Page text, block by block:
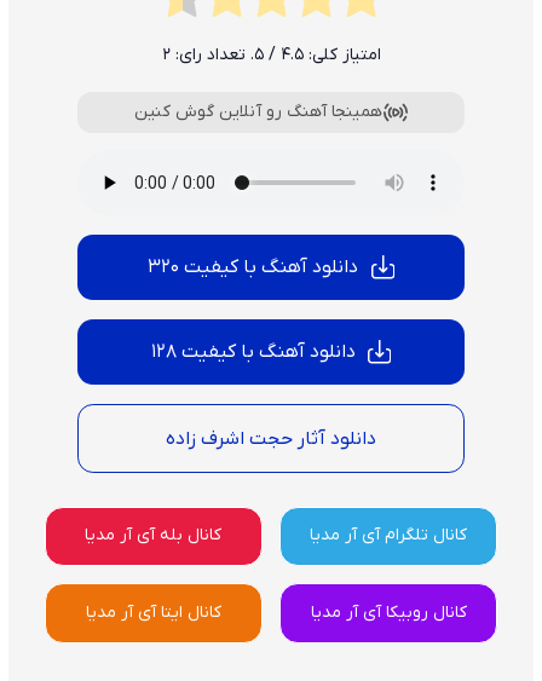
امتیاز کلی:4.5 / 5. تعداد رای: 2
همینجا آهنگ رو آنلاین گوش کنین
دانلود آهنگ با کیفیت 320
دانلود آهنگ با کیفیت 128
دانلود آثار حجت اشرف زاده
کانال تلگرام آی آر مدیا کانال بله آی آر مدیا
کانال روبیکا آی آر مدیا کانال ایتا آی آر مدیا